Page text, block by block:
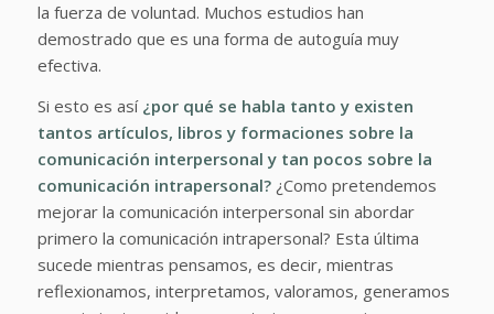
la fuerza de voluntad. Muchos estudios han
demostrado que es una forma de autoguía muy
efectiva.
Si esto es así ¿por qué se habla tanto y existen
tantos artículos, libros y formaciones sobre la
comunicación interpersonal y tan pocos sobre la
comunicación intrapersonal? ¿Como pretendemos
mejorar la comunicación interpersonal sin abordar
primero la comunicación intrapersonal? Esta última
sucede mientras pensamos, es decir, mientras
reflexionamos, interpretamos, valoramos, generamos